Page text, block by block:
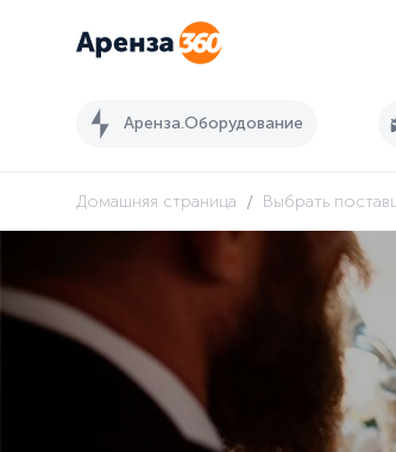
Аренза.Оборудование
Домашняя страница / Выбрать